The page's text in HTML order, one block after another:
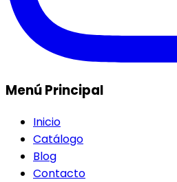
Menú Principal
Inicio
Catálogo
Blog
Contacto